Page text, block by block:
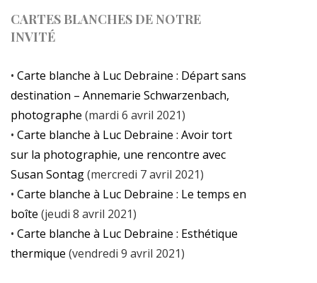
CARTES BLANCHES DE NOTRE
INVITÉ
• Carte blanche à Luc Debraine : Départ sans
destination – Annemarie Schwarzenbach,
photographe (mardi 6 avril 2021)
• Carte blanche à Luc Debraine : Avoir tort
sur la photographie, une rencontre avec
Susan Sontag(mercredi 7 avril 2021)
• Carte blanche à Luc Debraine : Le temps en
boîte (jeudi 8 avril 2021)
• Carte blanche à Luc Debraine : Esthétique
thermique (vendredi 9 avril 2021)